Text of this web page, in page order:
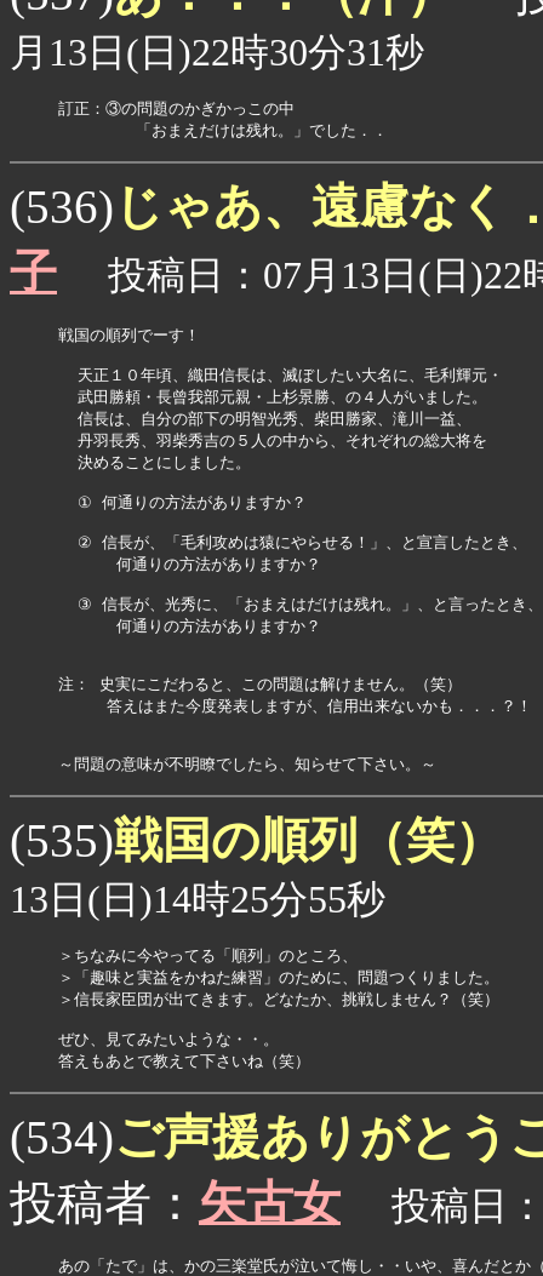
月13日(日)22時30分31秒
訂正：③の問題のかぎかっこの中
        「おまえだけは残れ。」でした．．
(536) じゃあ、遠慮なく
子 投稿日：07月13日(日)22
戦国の順列でーす！
  天正１０年頃、織田信長は、滅ぼしたい大名に、毛利輝元・
  武田勝頼・長曾我部元親・上杉景勝、の４人がいました。
  信長は、自分の部下の明智光秀、柴田勝家、滝川一益、
  丹羽長秀、羽柴秀吉の５人の中から、それぞれの総大将を
  決めることにしました。
  ① 何通りの方法がありますか？
  ② 信長が、「毛利攻めは猿にやらせる！」、と宣言したとき、
      何通りの方法がありますか？
  ③ 信長が、光秀に、「おまえはだけは残れ。」、と言ったとき、
      何通りの方法がありますか？
注： 史実にこだわると、この問題は解けません。（笑）
     答えはまた今度発表しますが、信用出来ないかも．．．？！
(535)戦国の順列（笑）
13日(日)14時25分55秒
＞ちなみに今やってる「順列」のところ、
＞「趣味と実益をかねた練習」のために、問題つくりました。
＞信長家臣団が出てきます。どなたか、挑戦しません？（笑）
ぜひ、見てみたいような・・。
答えもあとで教えて下さいね（笑）
(534)ご声援ありがとう
投稿者： 矢古女 投稿日：
あの「たで」は、かの三楽堂氏が泣いて悔し・・いや、喜んだとか